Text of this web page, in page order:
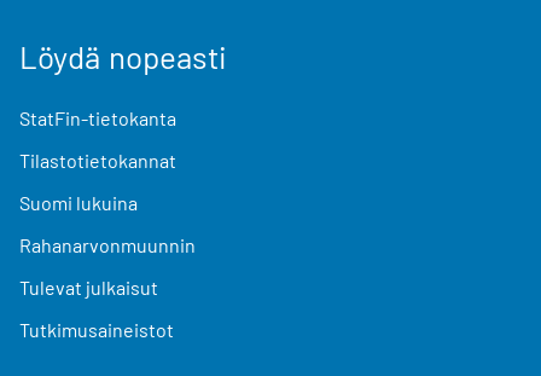
Löydä nopeasti
StatFin-tietokanta
Tilastotietokannat
Suomi lukuina
Rahanarvonmuunnin
Tulevat julkaisut
Tutkimusaineistot